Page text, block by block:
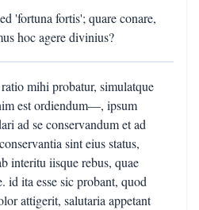
'fortuna fortis'; quare conare,
hoc agere divinius?
mihi probatur, simulatque
est ordiendum—, ipsum
ad se conservandum et ad
sint eius status,
interitu iisque rebus, quae
id ita esse sic probant, quod
attigerit, salutaria appetant